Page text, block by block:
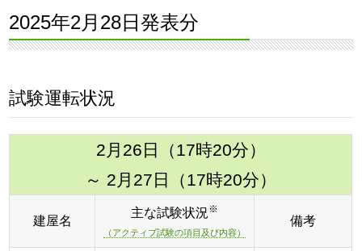
2025年2月28日発表分
試験運転状況
2月26日（17時20分）
～ 2月27日（17時20分）
建屋名
主な試験状況※
（アクティブ試験の項目及び内容）
備考